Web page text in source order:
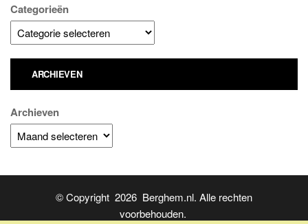
Categorieën
ARCHIEVEN
Archieven
© Copyright 2026 Berghem.nl. Alle rechten
voorbehouden.